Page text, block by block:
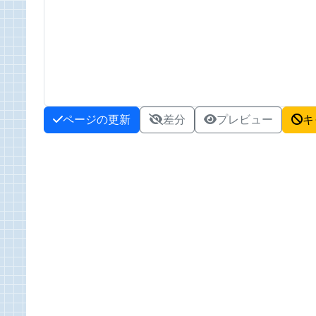
ページの更新 差分 プレビュー キ